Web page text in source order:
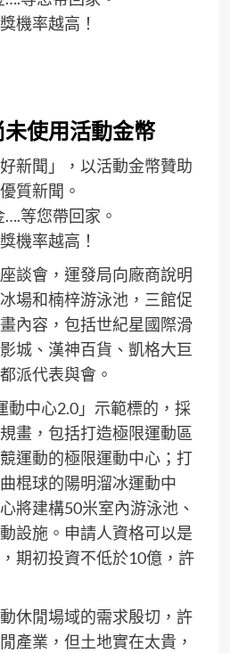
機率越高！
使用活動金幣
新聞」，以活動金幣贊助
質新聞。
等您帶回家。
機率越高！
談會，運發局向廠商說明
場和楠梓游泳池，三館促
內容，包括世紀星國際滑
城、漢神百貨、凱格大巨
派代表與會。
動中心2.0」示範標的，採
畫，包括打造極限運動區
運動的極限運動中心；打
棍球的陽明溜冰運動中
將建構50米室內游泳池、
設施。申請人資格可以是
期初投資不低於10億，許
休閒場域的需求殷切，許
產業，但土地實在太貴，